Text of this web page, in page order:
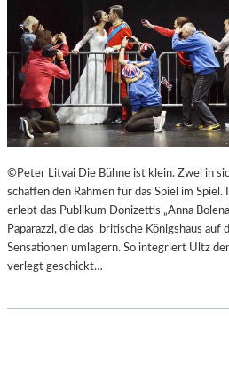
©Peter Litvai Die Bühne ist klein. Zwei in
schaffen den Rahmen für das Spiel im
erlebt das Publikum Donizettis „Anna
Paparazzi, die das britische Königshaus auf
Sensationen umlagern. So integriert Ultz
verlegt geschickt…